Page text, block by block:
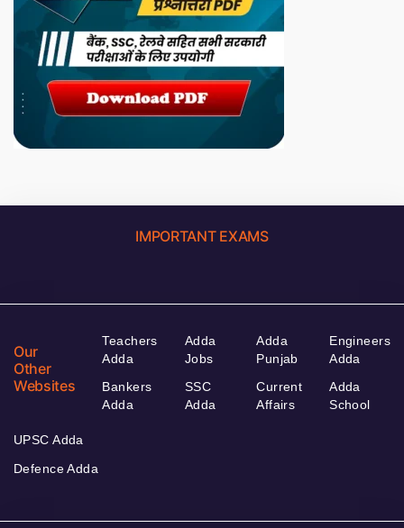
IMPORTANT EXAMS
Our
Other
Websites
Teachers
Adda
Bankers
Adda
Adda
Jobs
SSC
Adda
Adda
Punjab
Current
Affairs
Engineers
Adda
Adda
School
UPSC Adda
Defence Adda